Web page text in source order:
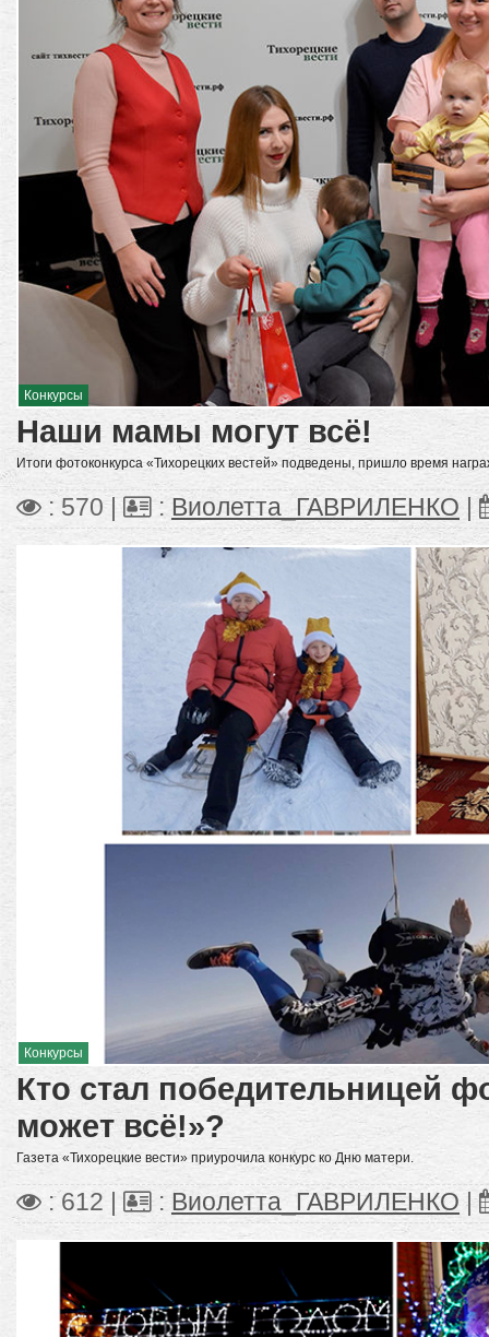
Конкурсы
Наши мамы могут всё!
Итоги фотоконкурса «Тихорецких вестей» подведены, пришло время
: 570 | : Виолетта_ГАВРИЛЕНКО |
Конкурсы
Кто стал победительницей
может всё!»?
Газета «Тихорецкие вести» приурочила конкурс ко Дню матери.
: 612 | : Виолетта_ГАВРИЛЕНКО |